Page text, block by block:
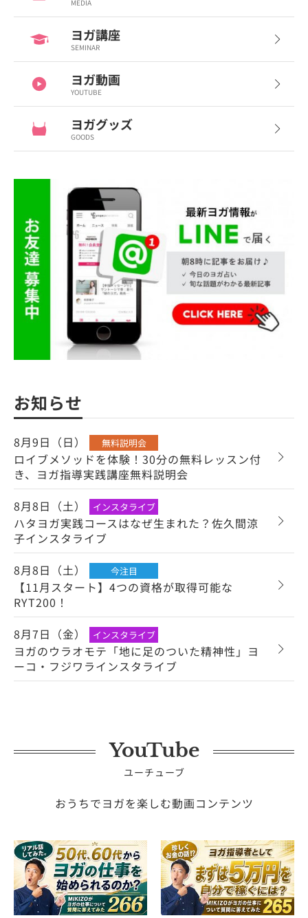
MEDIA
ヨガ講座
SEMINAR
ヨガ動画
YOUTUBE
ヨガグッズ
GOODS
お知らせ
8月9日（日） 無料説明会
ロイブメソッドを体験！30分の無料レッスン付
き、ヨガ指導実践講座無料説明会
8月8日（土）
インスタライブ
ハタヨガ実践コースはなぜ生まれた？佐久間涼
子インスタライブ
8月8日（土）
今注目
【11月スタート】4つの資格が取得可能な
RYT200！
8月7日（金）
インスタライブ
ヨガのウラオモテ「地に足のついた精神性」ヨ
ーコ・フジワラインスタライブ
YouTube
ユーチューブ
おうちでヨガを楽しむ動画コンテンツ